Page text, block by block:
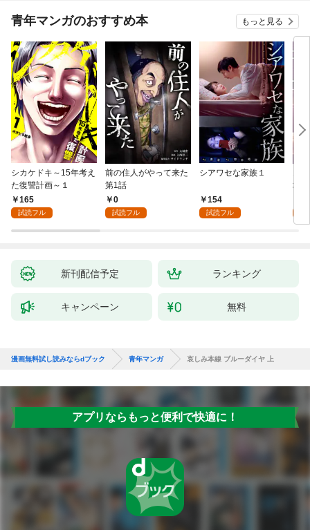
青年マンガのおすすめ本 もっと見る
シカケドキ～15年考え
た復讐計画～１
165
試読フル
前の住人がやって来た
第1話
0
試読フル
シアワセな家族１
154
試読フル
地
新刊配信予定 ランキング
キャンペーン 無料
漫画無料試し読みならdブック 青年マンガ 哀しみ本線 ブルーダイヤ 上
アプリならもっと便利で快適に！